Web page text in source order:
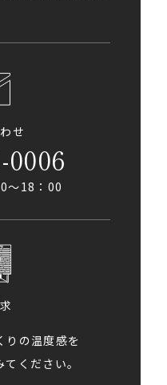
せ
0006
〜18：00
りの温度感を
ください。